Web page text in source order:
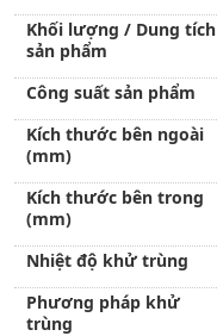
Khối lượng / Dung tích
sản phẩm
Công suất sản phẩm
Kích thước bên ngoài
(mm)
Kích thước bên trong
(mm)
Nhiệt độ khử trùng
Phương pháp khử
trùng